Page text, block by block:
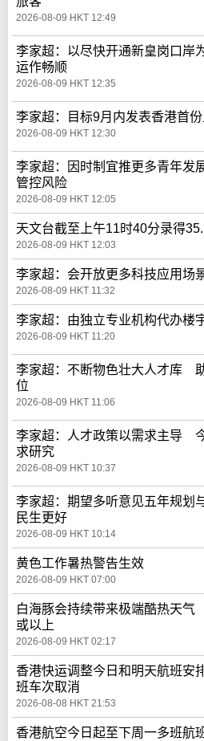
2026-08-09 HKT 12:49
李家超：以尽快开通新皇岗口
运作畅顺
2026-08-09 HKT 12:35
李家超：目标9月内发表香港首
2026-08-09 HKT 12:30
李家超：因时制宜推更多青年
管控风险
2026-08-09 HKT 12:05
天文台截至上午11时40分录得
2026-08-09 HKT 12:03
李家超：会开放更多科技应用场
2026-08-09 HKT 11:32
李家超：由独立专业机构代办楼
2026-08-09 HKT 11:20
李家超：不断物色壮大人才库
位
2026-08-09 HKT 11:06
李家超：人才政策以需求主导
求研究
2026-08-09 HKT 10:37
李家超：期望多听意见五年规划
民生更好
2026-08-09 HKT 10:14
黄色工作暑热警告生效
2026-08-09 HKT 07:00
白海豚会持续带来极端酷热天
或以上
2026-08-09 HKT 02:17
香港快运调整今日和明天航班
班车次取消
2026-08-08 HKT 21:53
香港航空今日起至下周一多班航